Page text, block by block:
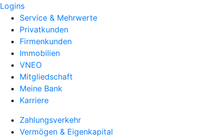
Logins
Service & Mehrwerte
Privatkunden
Firmenkunden
Immobilien
VNEO
Mitgliedschaft
Meine Bank
Karriere
Zahlungsverkehr
Vermögen & Eigenkapital